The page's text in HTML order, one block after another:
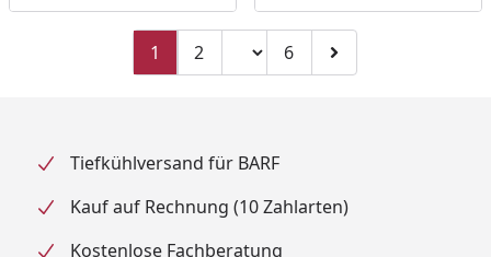
1 Zu Seite 2
2 Seitenzahl ändern
Zu Seite 6
6 Zur nächsten Seite
Tiefkühlversand für BARF
Kauf auf Rechnung (10 Zahlarten)
Kostenlose Fachberatung